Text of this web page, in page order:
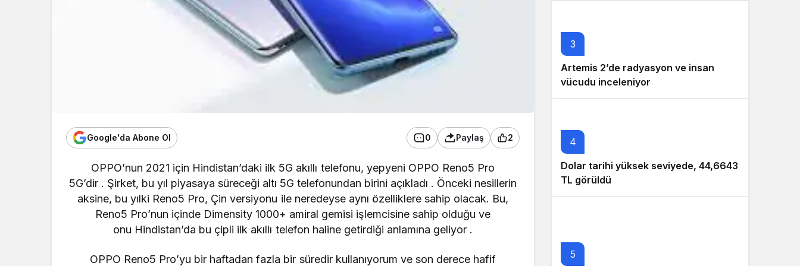
Google'da Abone Ol 0 Paylaş 2
OPPO’nun 2021 için Hindistan’daki ilk 5G akıllı telefonu, yepyeni OPPO Reno5 Pro
5G’dir . Şirket, bu yıl piyasaya süreceği altı 5G telefonundan birini açıkladı . Önceki nesillerin
aksine, bu yılki Reno5 Pro, Çin versiyonu ile neredeyse aynı özelliklere sahip olacak. Bu,
Reno5 Pro’nun içinde Dimensity 1000+ amiral gemisi işlemcisine sahip olduğu ve
onu Hindistan’da bu çipli ilk akıllı telefon haline getirdiği anlamına geliyor .
OPPO Reno5 Pro’yu bir haftadan fazla bir süredir kullanıyorum ve son derece hafif
3
Artemis 2’de radyasyon ve insan
vücudu inceleniyor
4
Dolar tarihi yüksek seviyede, 44,6643
TL görüldü
5